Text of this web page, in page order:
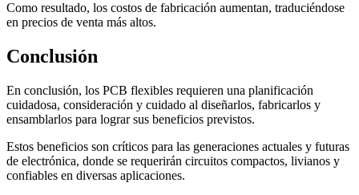
Como resultado, los costos de fabricación aumentan, traduciéndose
en precios de venta más altos.
Conclusión
En conclusión, los PCB flexibles requieren una planificación
cuidadosa, consideración y cuidado al diseñarlos, fabricarlos y
ensamblarlos para lograr sus beneficios previstos.
Estos beneficios son críticos para las generaciones actuales y futuras
de electrónica, donde se requerirán circuitos compactos, livianos y
confiables en diversas aplicaciones.